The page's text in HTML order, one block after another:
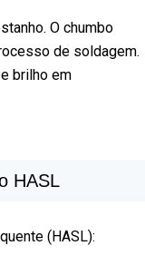
O chumbo
de soldagem.
brilho em
HASL
(HASL):